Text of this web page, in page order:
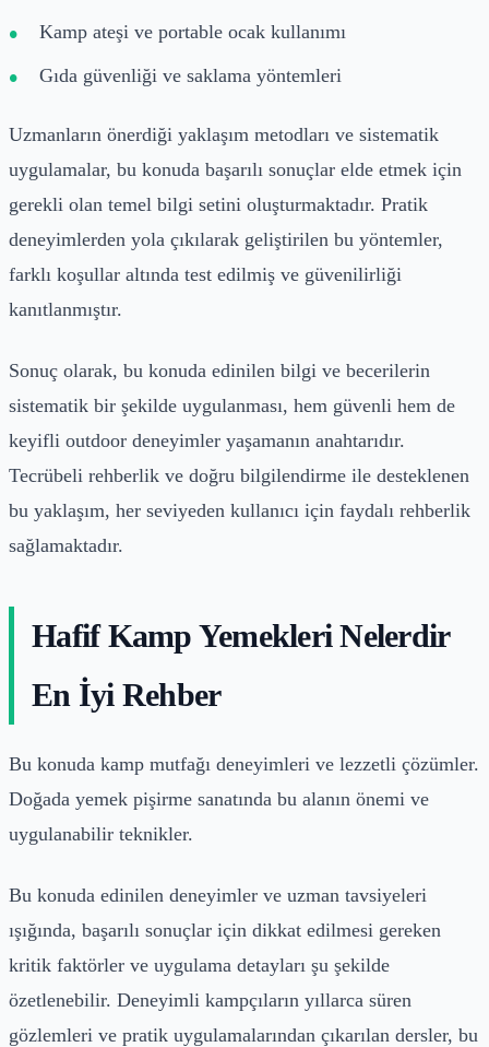
Kamp ateşi ve portable ocak kullanımı
Gıda güvenliği ve saklama yöntemleri
Uzmanların önerdiği yaklaşım metodları ve sistematik
uygulamalar, bu konuda başarılı sonuçlar elde etmek için
gerekli olan temel bilgi setini oluşturmaktadır. Pratik
deneyimlerden yola çıkılarak geliştirilen bu yöntemler,
farklı koşullar altında test edilmiş ve güvenilirliği
kanıtlanmıştır.
Sonuç olarak, bu konuda edinilen bilgi ve becerilerin
sistematik bir şekilde uygulanması, hem güvenli hem de
keyifli outdoor deneyimler yaşamanın anahtarıdır.
Tecrübeli rehberlik ve doğru bilgilendirme ile desteklenen
bu yaklaşım, her seviyeden kullanıcı için faydalı rehberlik
sağlamaktadır.
Hafif Kamp Yemekleri Nelerdir
En İyi Rehber
Bu konuda kamp mutfağı deneyimleri ve lezzetli çözümler.
Doğada yemek pişirme sanatında bu alanın önemi ve
uygulanabilir teknikler.
Bu konuda edinilen deneyimler ve uzman tavsiyeleri
ışığında, başarılı sonuçlar için dikkat edilmesi gereken
kritik faktörler ve uygulama detayları şu şekilde
özetlenebilir. Deneyimli kampçıların yıllarca süren
gözlemleri ve pratik uygulamalarından çıkarılan dersler, bu